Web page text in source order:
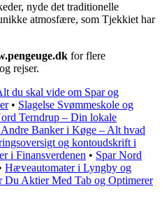
nyde det traditionelle
atmosfære, som Tjekkiet har
for flere
rejser.
du skal vide om Spar og
• Slagelse Svømmeskole og
Terndrup – Din lokale
Banker i Køge – Alt hvad
og kontoudskrift i
i Finansverdenen • Spar Nord
Hæveautomater i Lyngby og
Du Aktier Med Tab og Optimerer